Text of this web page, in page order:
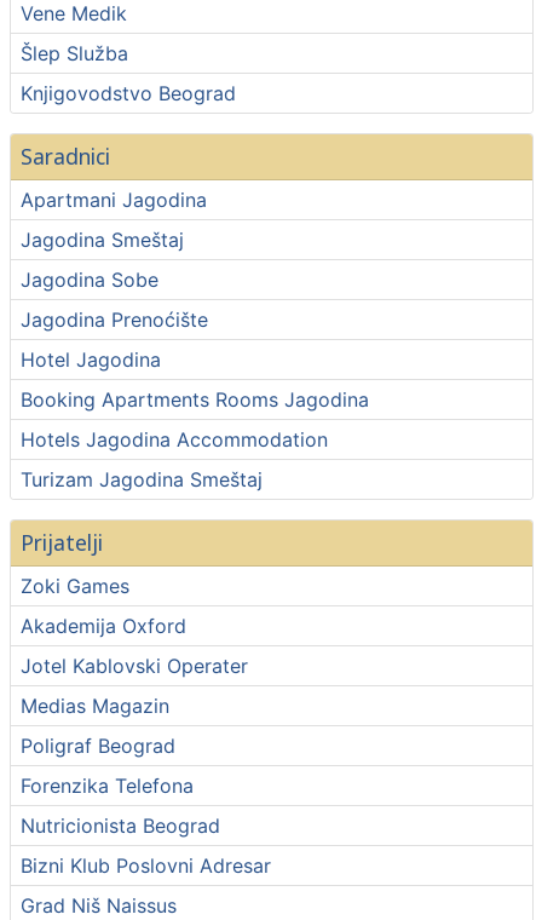
Vene Medik
Šlep Služba
Knjigovodstvo Beograd
Saradnici
Apartmani Jagodina
Jagodina Smeštaj
Jagodina Sobe
Jagodina Prenoćište
Hotel Jagodina
Booking Apartments Rooms Jagodina
Hotels Jagodina Accommodation
Turizam Jagodina Smeštaj
Prijatelji
Zoki Games
Akademija Oxford
Jotel Kablovski Operater
Medias Magazin
Poligraf Beograd
Forenzika Telefona
Nutricionista Beograd
Bizni Klub Poslovni Adresar
Grad Niš Naissus